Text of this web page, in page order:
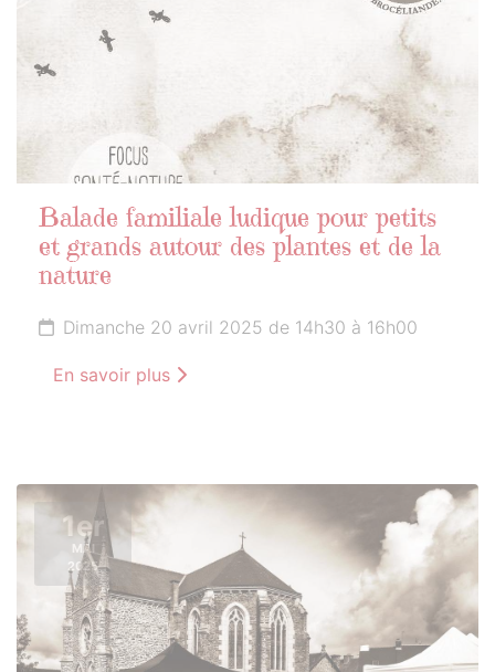
Balade familiale ludique pour petits
et grands autour des plantes et de la
nature
Dimanche 20 avril 2025 de 14h30 à 16h00
En savoir plus
1er
MAI
2025